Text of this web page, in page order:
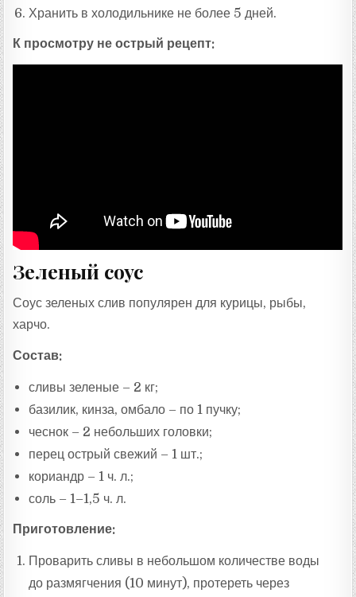
Хранить в холодильнике не более 5 дней.
К просмотру не острый рецепт:
Зеленый соус
Соус зеленых слив популярен для курицы, рыбы,
харчо.
Состав:
сливы зеленые – 2 кг;
базилик, кинза, омбало – по 1 пучку;
чеснок – 2 небольших головки;
перец острый свежий – 1 шт.;
кориандр – 1 ч. л.;
соль – 1–1,5 ч. л.
Приготовление:
Проварить сливы в небольшом количестве воды
до размягчения (10 минут), протереть через